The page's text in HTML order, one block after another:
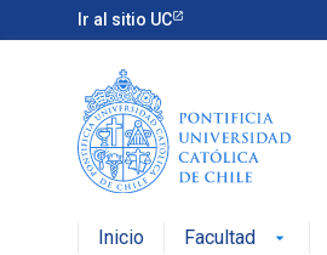
Ir al sitio UC
Inicio Facultad arrow_drop_down